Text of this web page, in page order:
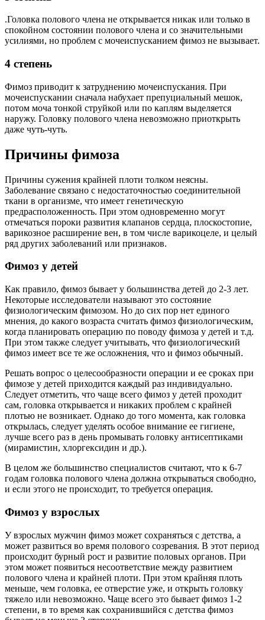
.Головка полового члена не открывается никак или только в
спокойном состоянии полового члена и со значительными
усилиями, но проблем с мочеиспусканием фимоз не вызывает.
4 степень
Фимоз приводит к затруднению мочеиспускания. При
мочеиспускании сначала набухает препуциальный мешок,
потом моча тонкой струйкой или по каплям выделяется
наружу. Головку полового члена невозможно приоткрыть
даже чуть-чуть.
Причины фимоза
Причины сужения крайней плоти толком неясны.
Заболевание связано с недостаточностью соединительной
ткани в организме, что имеет генетическую
предрасположенность. При этом одновременно могут
отмечаться пороки развития клапанов сердца, плоскостопие,
варикозное расширение вен, в том числе варикоцеле, и целый
ряд других заболеваний или признаков.
Фимоз у детей
Как правило, фимоз бывает у большинства детей до 2-3 лет.
Некоторые исследователи называют это состояние
физиологическим фимозом. Но до сих пор нет единого
мнения, до какого возраста считать фимоз физиологическим,
когда планировать операцию по поводу фимоза у детей и т.д.
При этом также следует учитывать, что физиологический
фимоз имеет все те же осложнения, что и фимоз обычный.
Решать вопрос о целесообразности операции и ее сроках при
фимозе у детей приходится каждый раз индивидуально.
Следует отметить, что чаще всего фимоз у детей проходит
сам, головка открывается и никаких проблем с крайней
плотью не возникает. Однако до того момента, как головка
открылась, следует уделять особое внимание ее гигиене,
лучше всего раз в день промывать головку антисептиками
(мирамистин, хлоргексидин и др.).
В целом же большинство специалистов считают, что к 6-7
годам головка полового члена должна открываться свободно,
и если этого не происходит, то требуется операция.
Фимоз у взрослых
У взрослых мужчин фимоз может сохраняться с детства, а
может развиться во время полового созревания. В этот период
происходит бурный рост и развитие половых органов. При
этом может появиться несоответствие между развитием
полового члена и крайней плоти. При этом крайняя плоть
меньше, чем головка, ее отверстие уже, и открыть головку
тяжело или невозможно. Чаще всего это бывает фимоз 1-2
степени, в то время как сохранившийся с детства фимоз